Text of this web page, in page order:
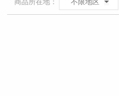
商品所在地： 不限地区